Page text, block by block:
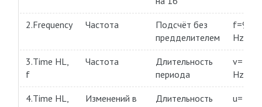
2.Frequency Частота
Подсчёт без
предделителем
Hz
3.Time HL,
f
Частота
Длительность
периода
v=
Hz
4.Time HL,
Изменений в
Длительность
u=